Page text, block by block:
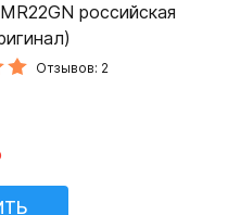
российская
Отзывов: 2